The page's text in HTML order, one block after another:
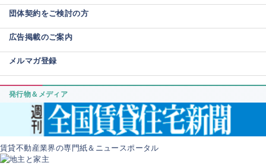
団体契約をご検討の方
広告掲載のご案内
メルマガ登録
発行物＆メディア
賃貸不動産業界の専門紙＆ニュースポータル